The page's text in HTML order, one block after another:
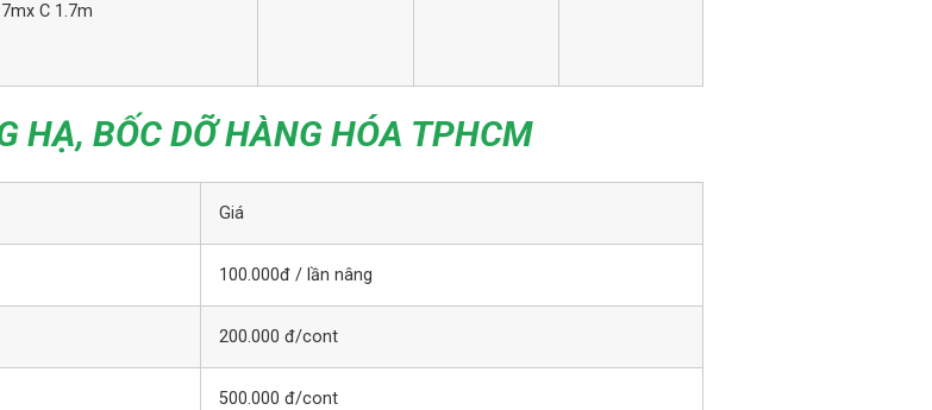
C 1.7m
HẠ, BỐC DỠ HÀNG HÓA TPHCM
Giá
100.000đ / lần nâng
200.000 đ/cont
500.000 đ/cont